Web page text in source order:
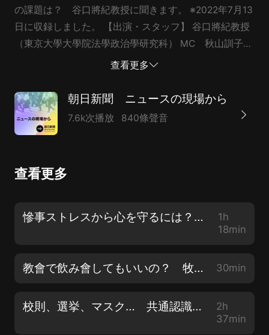
の課題は？ 谷口將紀教授に聞きます。 ※2022年7月13
日に収録しました。 【出演・スタッフ】 谷口將紀教授
（東京大學大學院法學政治學研究科） MC 秋山訓子
（編集委員） 音源編集 真田嶺 【ご意見・ご感想】 お
【ツイッター】 https://twitter.com/AsahiPodcast （朝
ポキ）
https://twitter.com/i/communities/
https://www.asahi.com/special/podcasts/?iref=omny
ンプルに話そう」「音でよみがえる甲子園」「就活ポッ
ドキャスト」「朝日新聞アルキキ」「AJW英語ニュー
査
黨も溫度差 朝日東大調査
查看更多
朝日新聞 ニュースの現場から
7.6k次播放 840條聲音
查看更多
慘事ストレスから心を守るには？ 焚き火や動物に癒やされよう #764
1h
18min
教會で飲み會してもいいの？ 牧師さんに聞く宗教と公共のお話 #763 30min
校則、選挙、マスク… 共通認識が薄れる世の中で、ルールを考える #762
2h
37min